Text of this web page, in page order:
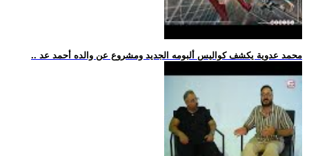
.. محمد عدوية يكشف كواليس ألبومه الجديد ومشروع عن والده أحمد عد